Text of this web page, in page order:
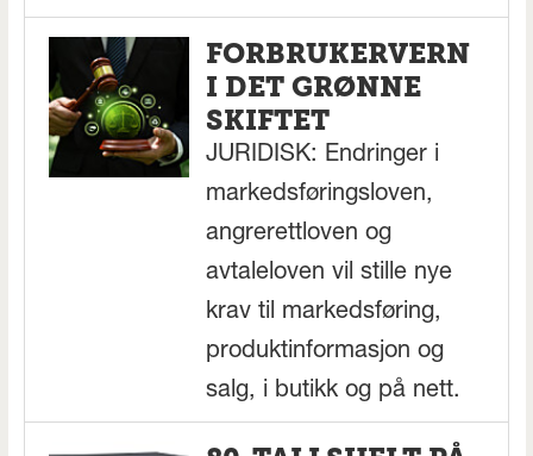
FORBRUKERVERN
I DET GRØNNE
SKIFTET
JURIDISK: Endringer i
markedsføringsloven,
angrerettloven og
avtaleloven vil stille nye
krav til markedsføring,
produktinformasjon og
salg, i butikk og på nett.